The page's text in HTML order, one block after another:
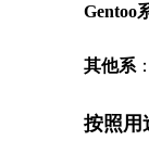
Gentoo
其他系
按照用